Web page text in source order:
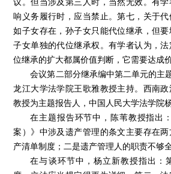
份额过大。第二，关于丧偶儿媳、丧偶
保留，因为它体现了中国本土特色的传
除，因为它已与现实生活不相符合。有
据实际情况酌分，这是人民法院如何处
承协议。学者们一致认为应当把继承协议
围内的叫继承协议，继承范围外的叫
为，继承协议应当设定严格的限制条件
规定。有学者认为，将父母列为第一顺位
要，并且在物欲膨胀、亲情淡化的时代
幼的中华民族传统文化。有学者则强烈
继承人，否则与财产向下规则不相符合。
有学者认为应当增加后位继承。有学者